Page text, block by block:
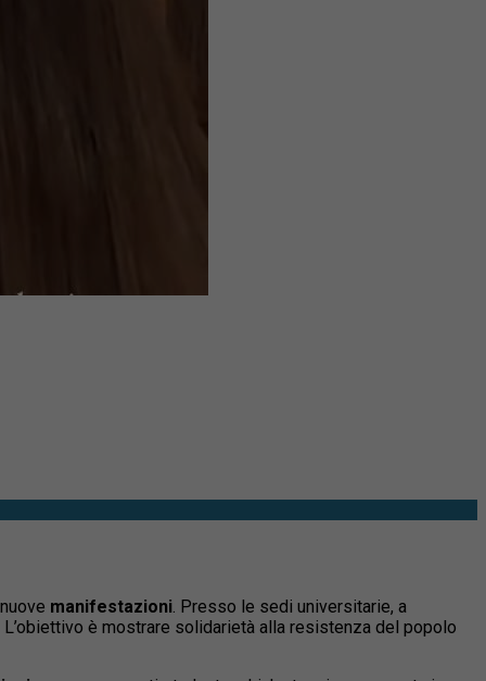
manifestazioni. Presso le sedi universitarie, a
L’obiettivo è mostrare solidarietà alla resistenza del popolo